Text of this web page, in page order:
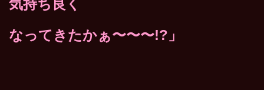
気持ち良く
なってきたかぁ〜〜〜!?」